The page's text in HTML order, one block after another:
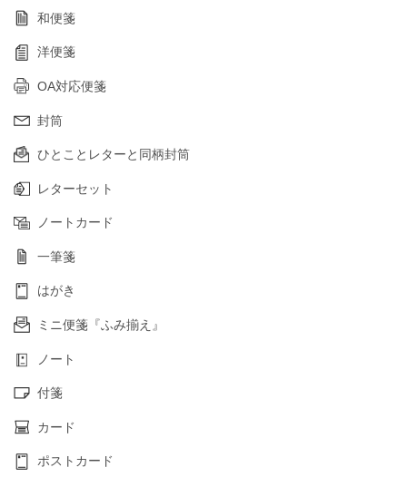
和便箋
洋便箋
OA対応便箋
封筒
ひとことレターと同柄封筒
レターセット
ノートカード
一筆箋
はがき
ミニ便箋『ふみ揃え』
ノート
付箋
カード
ポストカード